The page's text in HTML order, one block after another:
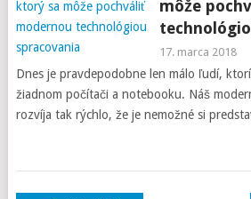
môže
17. marca 2018
Dnes je pravdepodobne len málo ľudí,
žiadnom počítači a notebooku. Náš
rozvíja tak rýchlo, že je nemožné si